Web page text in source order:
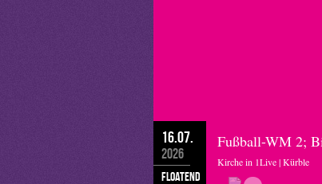
16.07.
2026
floatend
Fußball-WM 2;
Kirche in 1Live | Kürble